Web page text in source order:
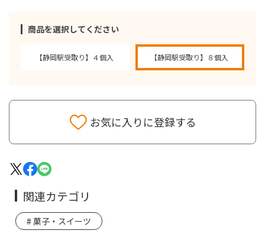
商品を選択してください
【静岡駅受取り】４個入 【静岡駅受取り】８個入
お気に入りに登録する
関連カテゴリ
菓子・スイーツ